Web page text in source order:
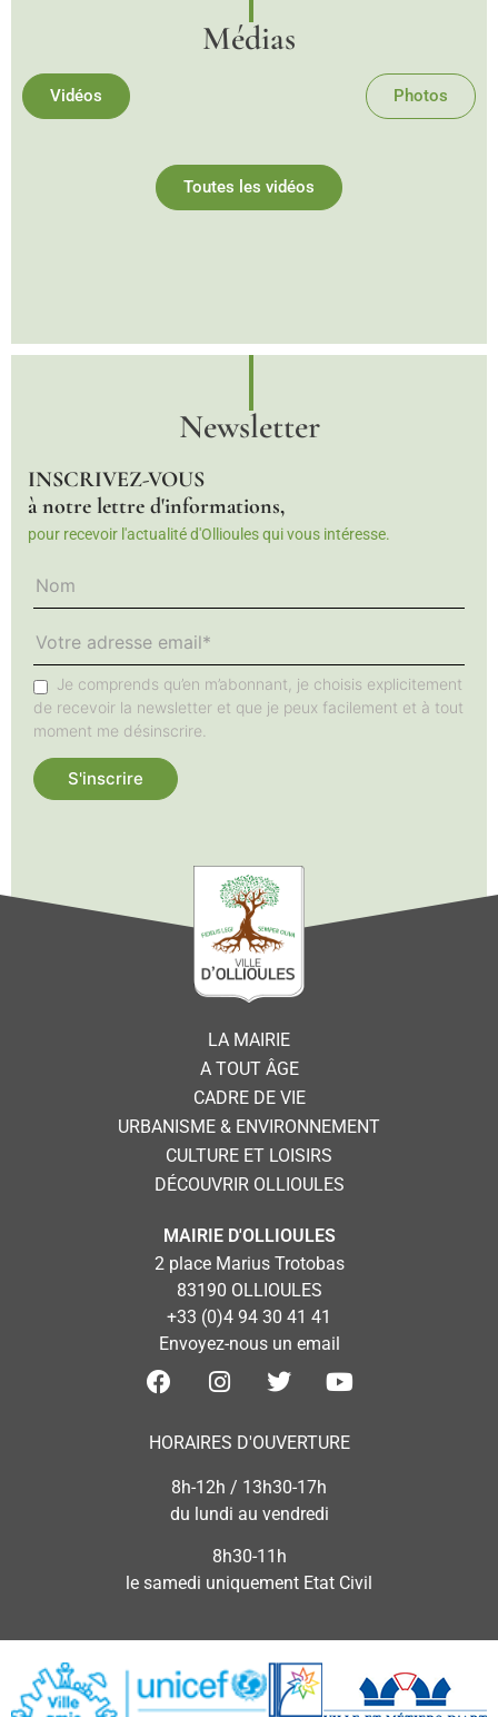
Médias
Vidéos Photos
Toutes les vidéos
Newsletter
INSCRIVEZ-VOUS
à notre lettre d'informations,
pour recevoir l'actualité d'Ollioules qui vous intéresse.
Je comprends qu’en m’abonnant, je choisis explicitement
de recevoir la newsletter et que je peux facilement et à tout
moment me désinscrire.
LA MAIRIE
A TOUT ÂGE
CADRE DE VIE
URBANISME & ENVIRONNEMENT
CULTURE ET LOISIRS
DÉCOUVRIR OLLIOULES
MAIRIE D'OLLIOULES
2 place Marius Trotobas
83190 OLLIOULES
+33 (0)4 94 30 41 41
Envoyez-nous un email
HORAIRES D'OUVERTURE
8h-12h / 13h30-17h
du lundi au vendredi
8h30-11h
le samedi uniquement Etat Civil